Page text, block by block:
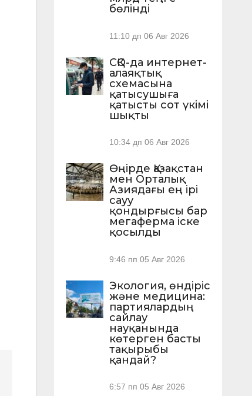
бөлінді
11:10 дп 06 Авг 2026
СҚО-да интернет-
алаяқтық
схемасына
қатысушыға
қатысты сот үкімі
шықты
10:34 дп 06 Авг 2026
Өңірде Қазақстан
мен Орталық
Азиядағы ең ірі
сауу
қондырғысы бар
мегаферма іске
қосылды
9:46 пп 05 Авг 2026
Экология, өндіріс
және медицина:
партиялардың
сайлау
науқанында
көтерген басты
тақырыбы
қандай?
6:57 пп 05 Авг 2026